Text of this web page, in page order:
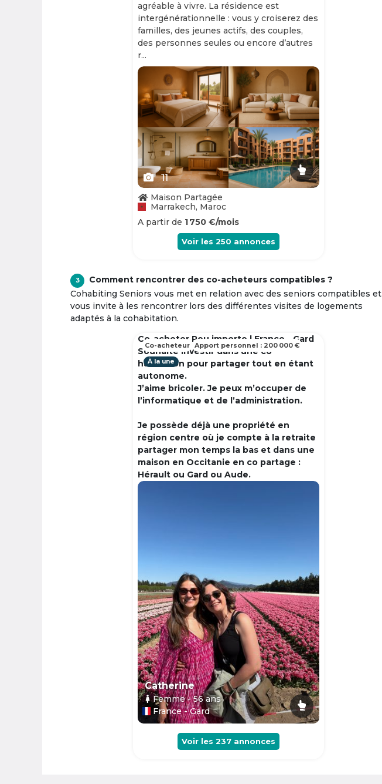
agréable à vivre. La résidence est
intergénérationnelle : vous y croiserez des
familles, des jeunes actifs, des couples,
des personnes seules ou encore d’autres
r...
Slide 1 of 11
11
Maison Partagée
Marrakech, Maroc
A partir de 1 750 €/mois
Voir les 250 annonces
3
Comment rencontrer des co-acheteurs compatibles ?
Cohabiting Seniors vous met en relation avec des seniors compatibles et
vous invite à les rencontrer lors des différentes visites de logements
adaptés à la cohabitation.
Co-acheter Peu importe | France - Gard
Souhaite investir dans une co
habitation pour partager tout en étant
autonome.
J’aime bricoler. Je peux m’occuper de
l’informatique et de l’administration.
Je possède déjà une propriété en
région centre où je compte à la retraite
partager mon temps la bas et dans une
maison en Occitanie en co partage :
Hérault ou Gard ou Aude.
À la une
Catherine
Femme- 56ans
France - Gard
Co-acheteur Apport personnel : 200 000 €
Voir les 237 annonces